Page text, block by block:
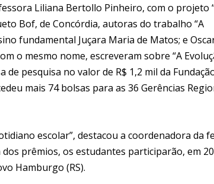
Liliana Bertollo Pinheiro, com o projeto
Bof, de Concórdia, autoras do trabalho “A
fundamental Juçara Maria de Matos; e
o mesmo nome, escreveram sobre “A
pesquisa no valor de R$ 1,2 mil da
mais 74 bolsas para as 36 Gerências
escolar”, destacou a coordenadora da
prêmios, os estudantes participarão, em
Hamburgo (RS).